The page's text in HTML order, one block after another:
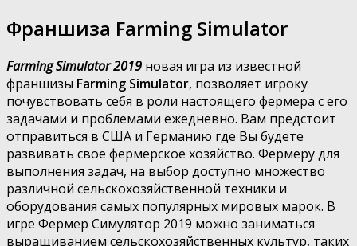
Франшиза Farming Simulator
Farming Simulator 2019 новая игра из известной
франшизы Farming Simulator, позволяет игроку
почувствовать себя в роли настоящего фермера с его
задачами и проблемами ежедневно. Вам предстоит
отправиться в США и Германию где Вы будете
развивать свое фермерское хозяйство. Фермеру для
выполнения задач, на выбор доступно множество
различной сельскохозяйственной техники и
оборудования самых популярных мировых марок. В
игре Фермер Симулятор 2019 можно заниматься
выращиванием сельскохозяйственных культур, таких